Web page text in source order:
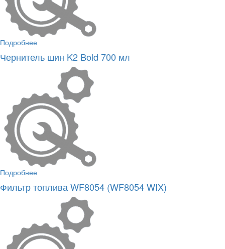
Подробнее
Чернитель шин K2 Bold 700 мл
Подробнее
Фильтр топлива WF8054 (WF8054 WIX)